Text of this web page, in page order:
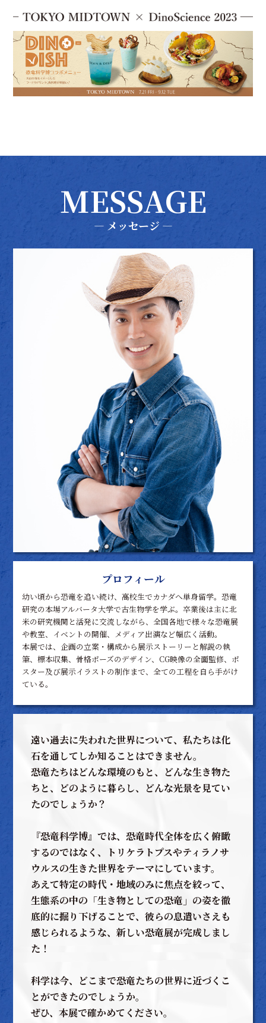
MESSAGE
― メッセージ ―
プロフィール
幼い頃から恐竜を追い続け、高校生でカナダへ単身留学。恐竜
研究の本場アルバータ大学で古生物学を学ぶ。卒業後は主に北
米の研究機関と活発に交流しながら、全国各地で様々な恐竜展
や教室、イベントの開催、メディア出演など幅広く活動。
本展では、企画の立案・構成から展示ストーリーと解説の執
筆、標本収集、骨格ポーズのデザイン、CG映像の全面監修、ポ
スター及び展示イラストの制作まで、全ての工程を自ら手がけ
ている。
遠い過去に失われた世界について、私たちは化
石を通してしか知ることはできません。
恐竜たちはどんな環境のもと、どんな生き物た
ちと、どのように暮らし、どんな光景を見てい
たのでしょうか？
『恐竜科学博』では、恐竜時代全体を広く俯瞰
するのではなく、トリケラトプスやティラノサ
ウルスの生きた世界をテーマにしています。
あえて特定の時代・地域のみに焦点を絞って、
生態系の中の「生き物としての恐竜」の姿を徹
底的に掘り下げることで、彼らの息遣いさえも
感じられるような、新しい恐竜展が完成しまし
た！
科学は今、どこまで恐竜たちの世界に近づくこ
とができたのでしょうか。
ぜひ、本展で確かめてください。